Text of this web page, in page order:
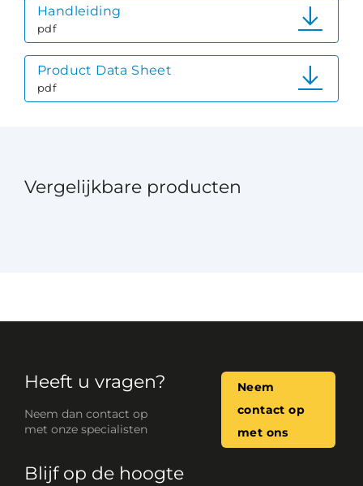
Handleiding
pdf
Product Data Sheet
pdf
Vergelijkbare producten
Heeft u vragen?
Neem dan contact op
met onze specialisten
Neem
contact op
met ons
Blijf op de hoogte